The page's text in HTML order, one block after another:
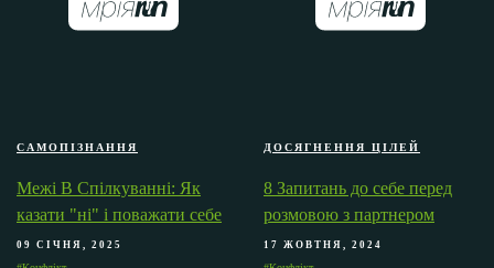
САМОПІЗНАННЯ
Межі В Спілкуванні: Як
казати "ні" і поважати себе
09 СІЧНЯ, 2025
ДОСЯГНЕННЯ ЦІЛЕЙ
8 Запитань до себе перед
розмовою з партнером
17 ЖОВТНЯ, 2024